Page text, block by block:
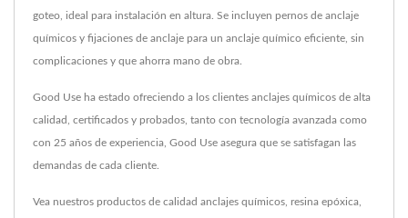
goteo, ideal para instalación en altura. Se incluyen pernos de anclaje
químicos y fijaciones de anclaje para un anclaje químico eficiente, sin
complicaciones y que ahorra mano de obra.
Good Use ha estado ofreciendo a los clientes anclajes químicos de alta
calidad, certificados y probados, tanto con tecnología avanzada como
con 25 años de experiencia, Good Use asegura que se satisfagan las
demandas de cada cliente.
Vea nuestros productos de calidad anclajes químicos resina epóxica